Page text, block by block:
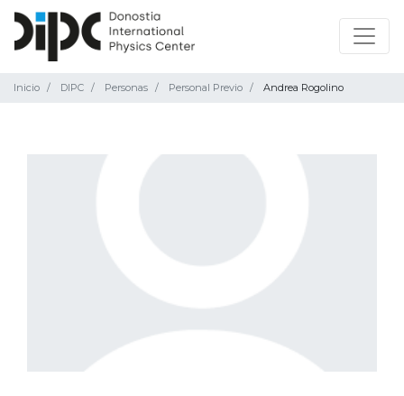
Inicio DIPC Personas Personal Previo Andrea Rogolino